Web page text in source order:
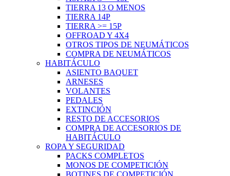
TIERRA 13 O MENOS
TIERRA 14P
TIERRA >= 15P
OFFROAD Y 4X4
OTROS TIPOS DE NEUMÁTICOS
COMPRA DE NEUMÁTICOS
HABITÁCULO
ASIENTO BAQUET
ARNESES
VOLANTES
PEDALES
EXTINCIÓN
RESTO DE ACCESORIOS
COMPRA DE ACCESORIOS DE
HABITÁCULO
ROPA Y SEGURIDAD
PACKS COMPLETOS
MONOS DE COMPETICIÓN
BOTINES DE COMPETICIÓN